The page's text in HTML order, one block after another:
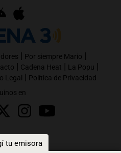
tu emisora
| Por siempre Mario |
| Cadena Heat | La Popu |
Legal | Política de Privacidad
en